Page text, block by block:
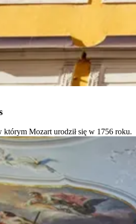
którym Mozart urodził się w 1756 roku.